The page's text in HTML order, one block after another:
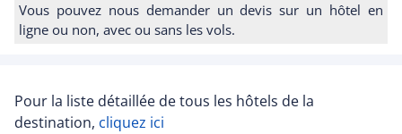
Vous pouvez nous demander un devis sur un hôtel en
ligne ou non, avec ou sans les vols.
Pour la liste détaillée de tous les hôtels de la
destination, cliquez ici